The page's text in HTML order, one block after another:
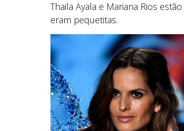
Thaila Ayala e Mariana Rios
eram pequetitas.